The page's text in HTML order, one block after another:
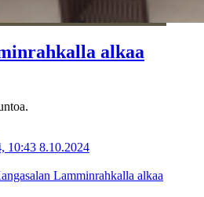
alkaa
10:43 8.10.2024
Lamminrahkalla alkaa